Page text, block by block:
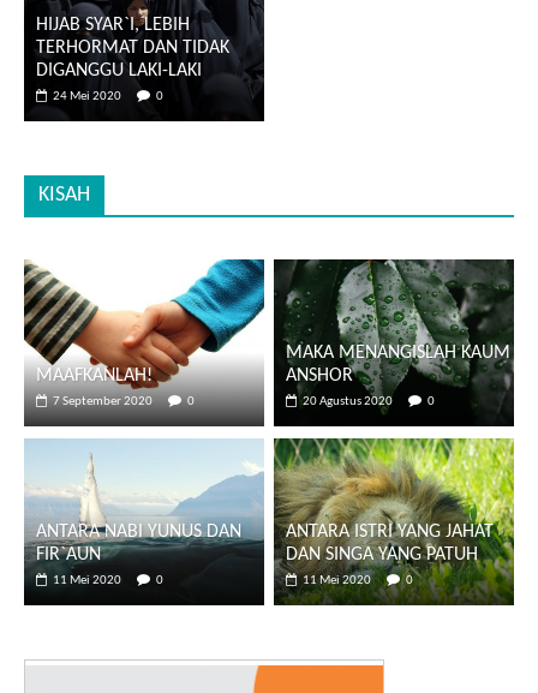
HIJAB SYAR`I, LEBIH
TERHORMAT DAN TIDAK
DIGANGGU LAKI-LAKI
24 Mei 2020 0
KISAH
MAAFKANLAH!
7 September 2020 0
MAKA MENANGISLAH KAUM
ANSHOR
20 Agustus 2020 0
ANTARA NABI YUNUS DAN
FIR`AUN
11 Mei 2020 0
ANTARA ISTRI YANG JAHAT
DAN SINGA YANG PATUH
11 Mei 2020 0